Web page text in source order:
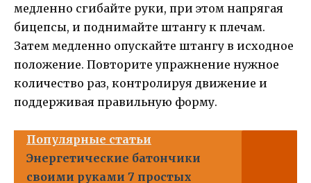
медленно сгибайте руки, при этом напрягая
бицепсы, и поднимайте штангу к плечам.
Затем медленно опускайте штангу в исходное
положение. Повторите упражнение нужное
количество раз, контролируя движение и
поддерживая правильную форму.
Популярные статьи
Энергетические батончики
своими руками 7 простых